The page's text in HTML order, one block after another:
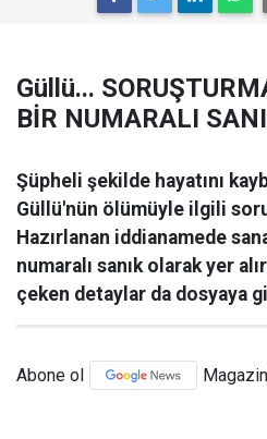
Güllü...
BİR NUMARALI
Şüpheli şekilde hayatını
Güllü'nün ölümüyle ilgili
Hazırlanan iddianamede
numaralı sanık olarak yer
çeken detaylar da dosyaya
Abone ol